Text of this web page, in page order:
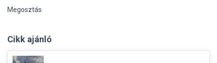
Megosztás
Cikk ajánló